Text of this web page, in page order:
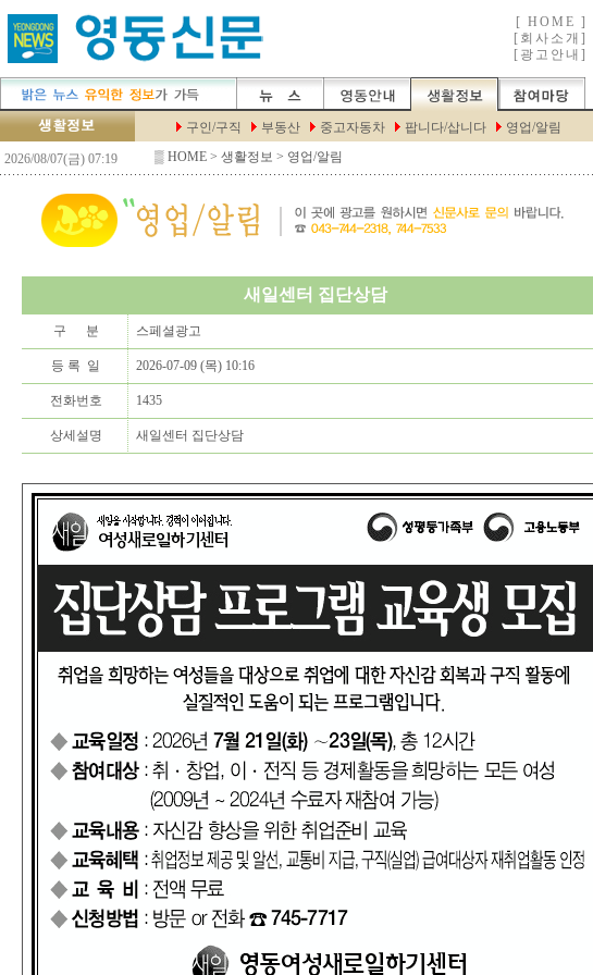
▒ HOME > 생활정보 > 영업/알림
새일센터 집단상담
구 분 스페셜광고
등 록 일 2026-07-09 (목) 10:16
전화번호 1435
상세설명 새일센터 집단상담